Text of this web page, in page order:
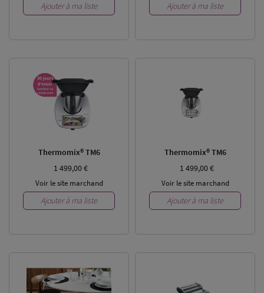
Ajouter à ma liste Ajouter à ma liste
Thermomix® TM6
1 499,00 €
Voir le site marchand
Ajouter à ma liste
Thermomix® TM6
1 499,00 €
Voir le site marchand
Ajouter à ma liste